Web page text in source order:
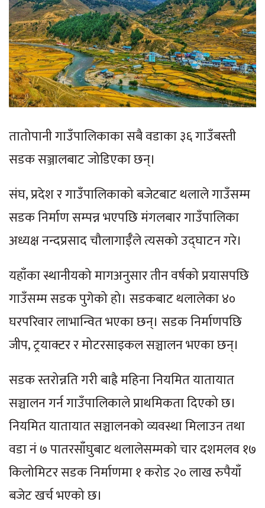
तातोपानी गाउँपालिकाका सबै वडाका ३६ गाउँबस्ती
सडक सञ्जालबाट जोडिएका छन्।
संघ, प्रदेश र गाउँपालिकाको बजेटबाट थलाले गाउँसम्म
सडक निर्माण सम्पन्न भएपछि मंगलबार गाउँपालिका
अध्यक्ष नन्दप्रसाद चौलागाईँले त्यसको उद्घाटन गरे।
यहाँका स्थानीयको मागअनुसार तीन वर्षको प्रयासपछि
गाउँसम्म सडक पुगेको हो। सडकबाट थलालेका ४०
घरपरिवार लाभान्वित भएका छन्। सडक निर्माणपछि
जीप, ट्रयाक्टर र मोटरसाइकल सञ्चालन भएका छन्।
सडक स्तरोन्नति गरी बाह्रै महिना नियमित यातायात
सञ्चालन गर्न गाउँपालिकाले प्राथमिकता दिएको छ।
नियमित यातायात सञ्चालनको व्यवस्था मिलाउन तथा
वडा नं ७ पातरसाँघुबाट थलालेसम्मको चार दशमलव १७
किलोमिटर सडक निर्माणमा १ करोड २० लाख रुपैयाँ
बजेट खर्च भएको छ।